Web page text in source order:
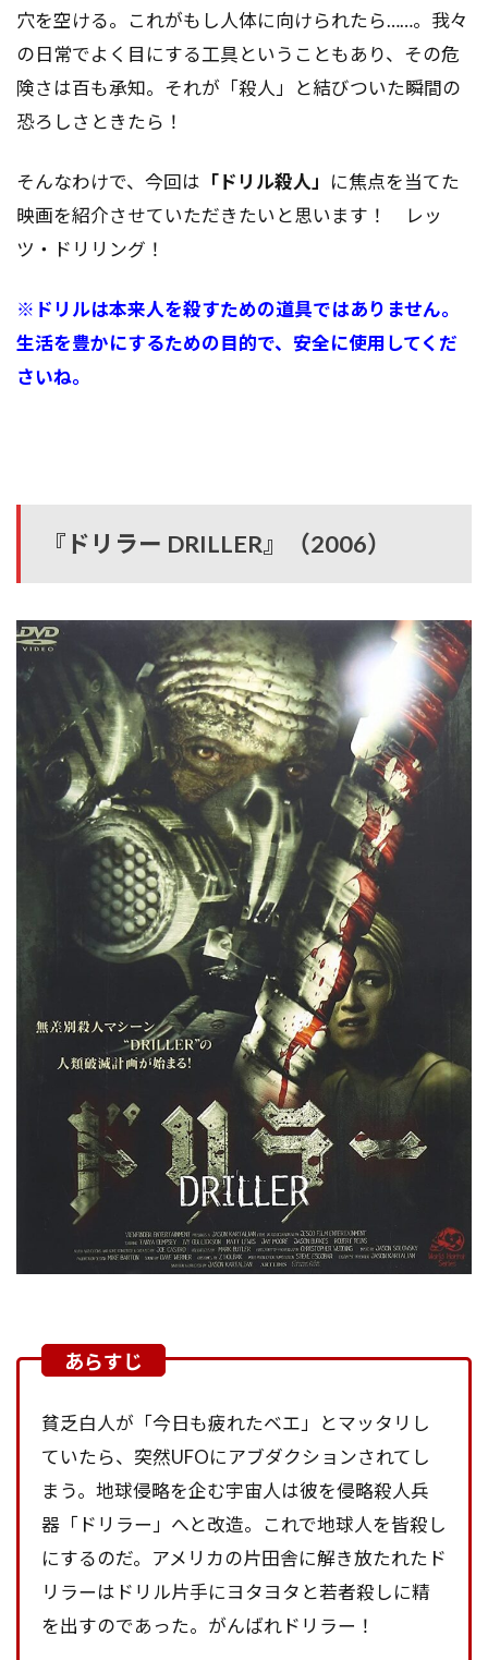
穴を空ける。これがもし人体に向けられたら……。我々
の日常でよく目にする工具ということもあり、その危
険さは百も承知。それが「殺人」と結びついた瞬間の
恐ろしさときたら！
そんなわけで、今回は 「ドリル殺人」 に焦点を当てた
映画を紹介させていただきたいと思います！ レッ
ツ・ドリリング！
※ドリルは本来人を殺すための道具ではありません。
生活を豊かにするための目的で、安全に使用してくだ
さいね。
『ドリラー DRILLER』（2006）
貧乏白人が「今日も疲れたベエ」とマッタリし
ていたら、突然UFOにアブダクションされてし
まう。地球侵略を企む宇宙人は彼を侵略殺人兵
器「ドリラー」へと改造。これで地球人を皆殺し
にするのだ。アメリカの片田舎に解き放たれたド
リラーはドリル片手にヨタヨタと若者殺しに精
を出すのであった。がんばれドリラー！